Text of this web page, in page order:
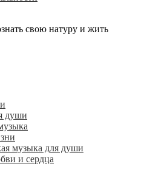
свою натуру и жить
души
музыка для души
и сердца